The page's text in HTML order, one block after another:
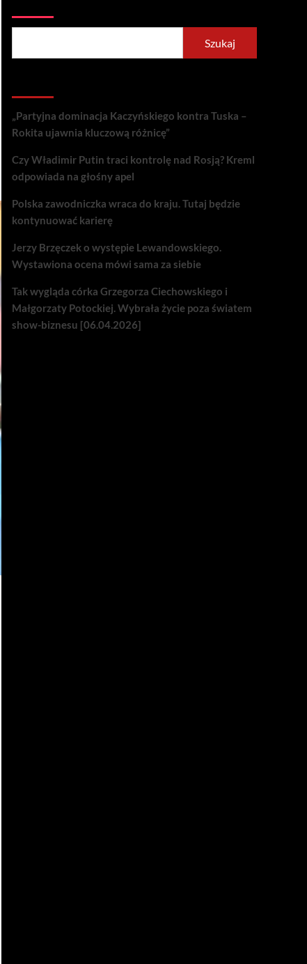
Szukaj
„Partyjna dominacja Kaczyńskiego kontra Tuska –
Rokita ujawnia kluczową różnicę”
Czy Władimir Putin traci kontrolę nad Rosją? Kreml
odpowiada na głośny apel
Polska zawodniczka wraca do kraju. Tutaj będzie
kontynuować karierę
Jerzy Brzęczek o występie Lewandowskiego.
Wystawiona ocena mówi sama za siebie
Tak wygląda córka Grzegorza Ciechowskiego i
Małgorzaty Potockiej. Wybrała życie poza światem
show-biznesu [06.04.2026]